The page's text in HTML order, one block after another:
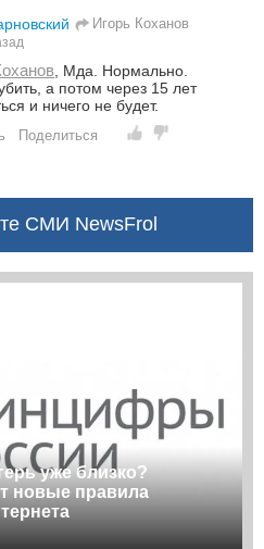
Игорь Коханов
Мда. Нормально.
а потом через 15 лет
и ничего не будет.
Поделиться
СМИ NewsFrol
уже близко?
новые правила